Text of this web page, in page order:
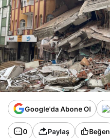
Google'da Abone Ol
0 Paylaş Beğen